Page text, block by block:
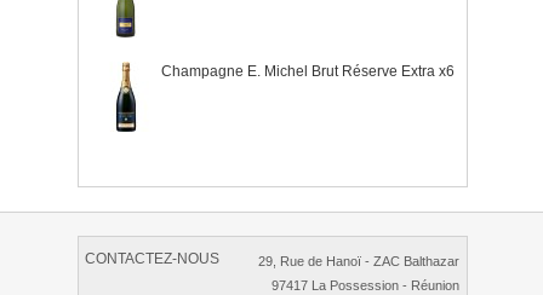
Champagne E. Michel Brut Réserve Extra x6
CONTACTEZ-NOUS
29, Rue de Hanoï - ZAC Balthazar
97417 La Possession - Réunion